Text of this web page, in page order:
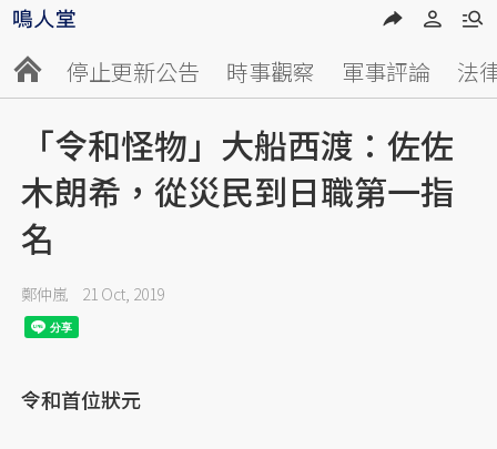
停止更新公告 時事觀察 軍事評論 法
「令和怪物」大船西渡：佐佐
木朗希，從災民到日職第一指
名
鄭仲嵐 21 Oct, 2019
令和首位狀元